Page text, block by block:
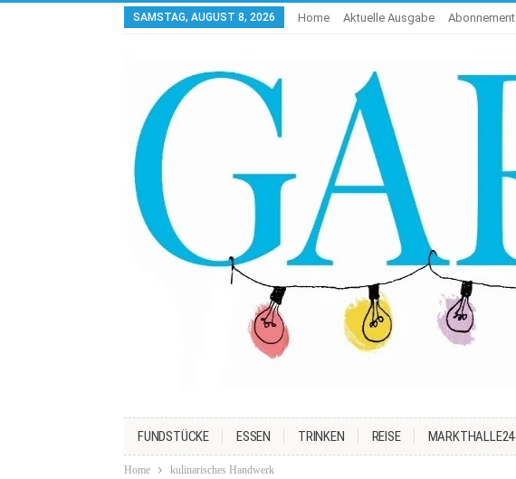
SAMSTAG, AUGUST 8, 2026 Home Aktuelle Ausgabe Abonnement
FUNDSTÜCKE ESSEN TRINKEN REISE MARKTHALLE24
Home kulinarisches Handwerk